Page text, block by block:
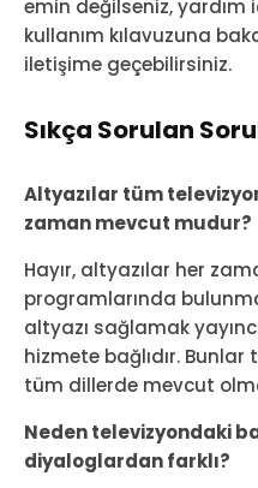
emin değilseniz, yardım
kullanım kılavuzuna
iletişime geçebilirsiniz.
Sıkça Sorulan
Altyazılar tüm
zaman mevcut mudur?
Hayır, altyazılar her
programlarında
altyazı sağlamak
hizmete bağlıdır.
tüm dillerde mevcut
Neden televizyondaki
diyaloglardan farklı?